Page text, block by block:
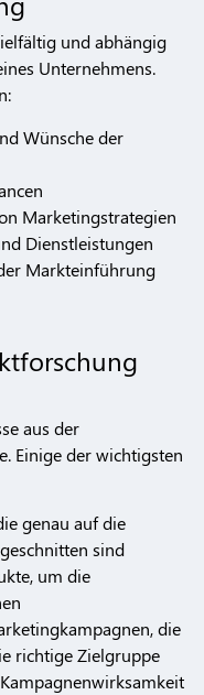
und abhängig
Unternehmens.
Wünsche der
Marketingstrategien
Dienstleistungen
Markteinführung
aus der
Einige der wichtigsten
genau auf die
sind
um die
die
richtige Zielgruppe